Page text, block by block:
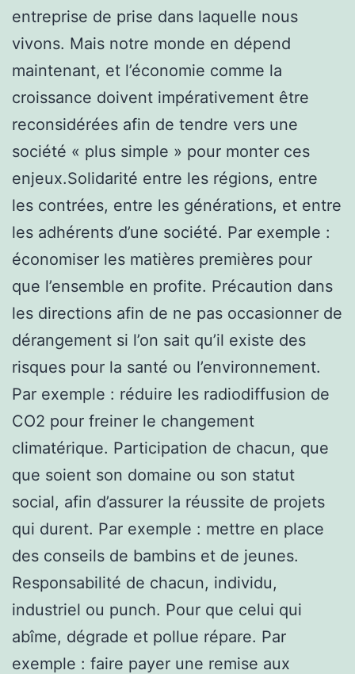
entreprise de prise dans laquelle nous
vivons. Mais notre monde en dépend
maintenant, et l’économie comme la
croissance doivent impérativement être
reconsidérées afin de tendre vers une
société « plus simple » pour monter ces
enjeux.Solidarité entre les régions, entre
les contrées, entre les générations, et entre
les adhérents d’une société. Par exemple :
économiser les matières premières pour
que l’ensemble en profite. Précaution dans
les directions afin de ne pas occasionner de
dérangement si l’on sait qu’il existe des
risques pour la santé ou l’environnement.
Par exemple : réduire les radiodiffusion de
CO2 pour freiner le changement
climatérique. Participation de chacun, que
que soient son domaine ou son statut
social, afin d’assurer la réussite de projets
qui durent. Par exemple : mettre en place
des conseils de bambins et de jeunes.
Responsabilité de chacun, individu,
industriel ou punch. Pour que celui qui
abîme, dégrade et pollue répare. Par
exemple : faire payer une remise aux